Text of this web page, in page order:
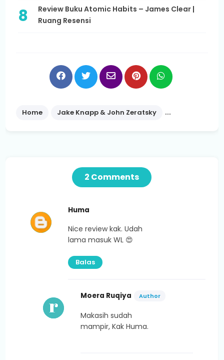
Review Buku Atomic Habits – James Clear |
Ruang Resensi
Home Jake Knapp & John Zeratsky
2 Comments
Huma
Nice review kak. Udah
lama masuk WL 😍
Balas
Moera Ruqiya
Makasih sudah
mampir, Kak Huma.